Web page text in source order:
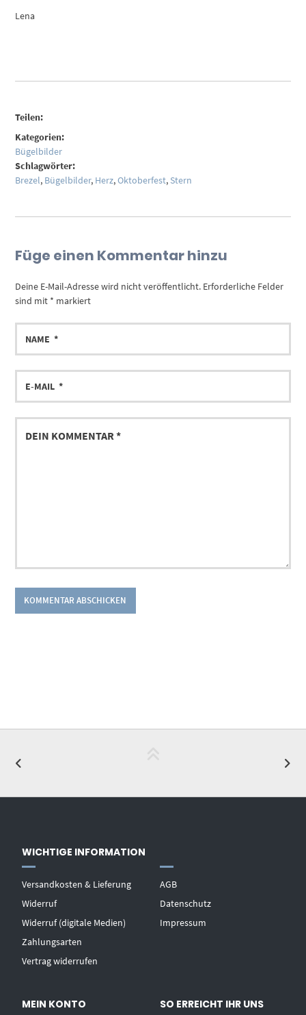
Lena
Teilen:
Kategorien:
Bügelbilder
Schlagwörter:
Brezel, Bügelbilder, Herz,Oktoberfest, Stern
Füge einen Kommentar hinzu
Deine E-Mail-Adresse wird nicht veröffentlicht. Erforderliche Felder
sind mit * markiert
NAME
E-
MAIL
DEIN
KOMMENTAR
WICHTIGE INFORMATION
Versandkosten & Lieferung
Widerruf
Widerruf (digitale Medien)
Zahlungsarten
Vertrag widerrufen
AGB
Datenschutz
Impressum
MEIN KONTO SO ERREICHT IHR UNS